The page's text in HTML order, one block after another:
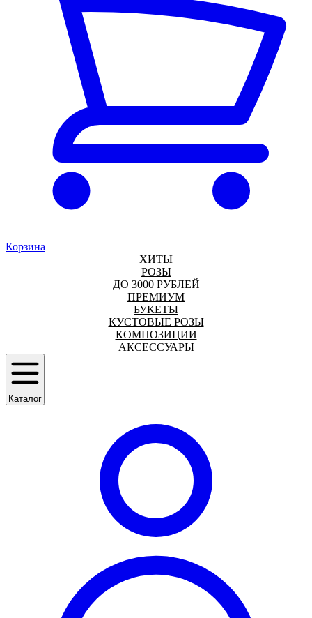
Корзина
ХИТЫ
РОЗЫ
ДО 3000 РУБЛЕЙ
ПРЕМИУМ
БУКЕТЫ
КУСТОВЫЕ РОЗЫ
КОМПОЗИЦИИ
АКСЕССУАРЫ
Каталог